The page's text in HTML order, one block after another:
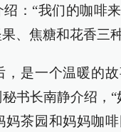
：“我们的咖啡
、焦糖和花香三
，是一个温暖的
书长南静介绍，“
妈茶园和妈妈咖